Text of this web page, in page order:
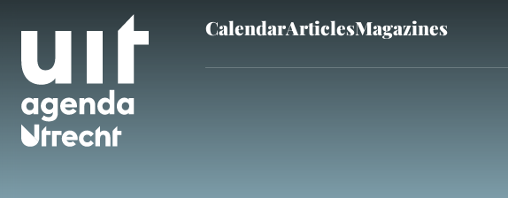
Skip to main content CalendarArticlesMagazines